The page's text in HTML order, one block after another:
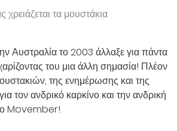
Αυστραλία το 2003 άλλαξε για πάντα
του μια άλλη σημασία! Πλέον
της ενημέρωσης και της
τον ανδρικό καρκίνο και την ανδρική
ο Movember!